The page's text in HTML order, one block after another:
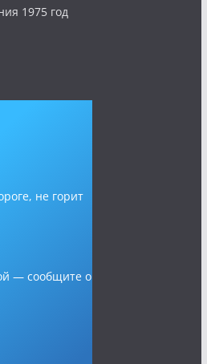
1975 год
не горит
— сообщите о